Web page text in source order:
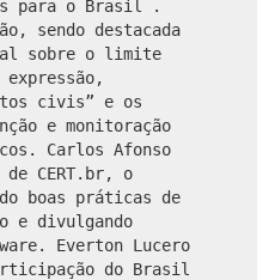
para o Brasil .
sendo destacada
sobre o limite
civis” e os
e monitoração
Carlos Afonso
CERT.br, o
boas práticas de
e divulgando
Everton Lucero
do Brasil